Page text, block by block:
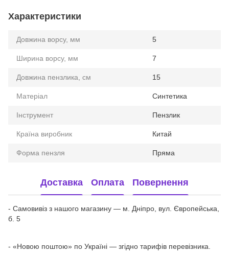
Характеристики
Довжина ворсу, мм 5
Ширина ворсу, мм 7
Довжина пензлика, см 15
Матеріал Синтетика
Інструмент Пензлик
Країна виробник Китай
Форма пензля Пряма
Доставка Оплата Повернення
- Самовивіз з нашого магазину — м. Дніпро, вул. Європейська,
б. 5
- «Новою поштою» по Україні — згідно тарифів перевізника.